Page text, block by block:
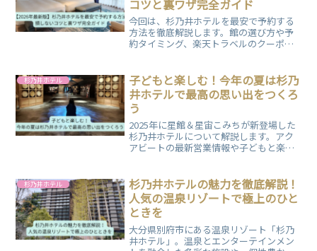
コツと裏ワザ完全ガイド
今回は、杉乃井ホテルを最安で予約する
方法を徹底解説します。館の選び方や予
約タイミング、楽天トラベルのクーポン
は必見です。
杉乃井ホテル
子どもと楽しむ！今年の夏は杉乃
井ホテルで最高の思い出をつくろ
う
2025年に星館＆星宙こみちが新登場した
杉乃井ホテルについて解説します。アク
アビートの最新営業情報や子どもと楽し
で、ぜひご覧ください。
杉乃井ホテル
杉乃井ホテルの魅力を徹底解説！
人気の温泉リゾートで極上のひと
ときを
大分県別府市にある温泉リゾート「杉乃
井ホテル」。温泉とエンターテインメン